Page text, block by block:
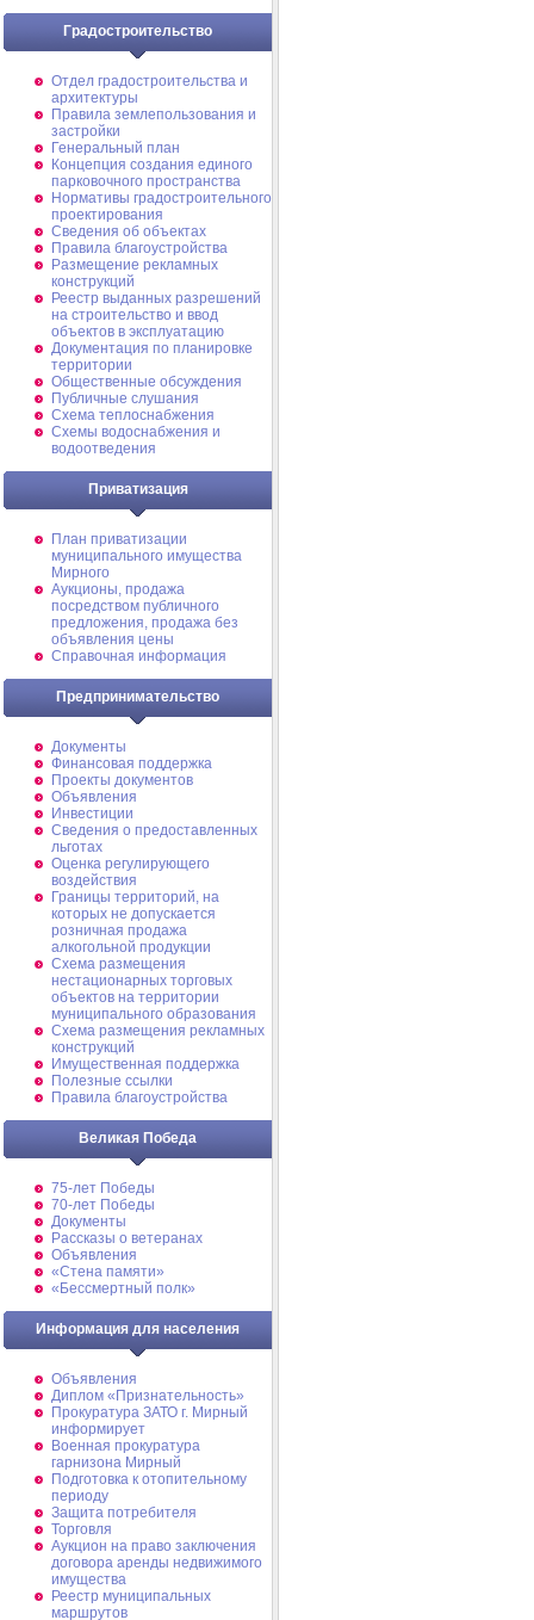
Градостроительство
Отдел градостроительства и
архитектуры
Правила землепользования и
застройки
Генеральный план
Концепция создания единого
парковочного пространства
Нормативы градостроительного
проектирования
Сведения об объектах
Правила благоустройства
Размещение рекламных
конструкций
Реестр выданных разрешений
на строительство и ввод
объектов в эксплуатацию
Документация по планировке
территории
Общественные обсуждения
Публичные слушания
Схема теплоснабжения
Схемы водоснабжения и
водоотведения
Приватизация
План приватизации
муниципального имущества
Мирного
Аукционы, продажа
посредством публичного
предложения, продажа без
объявления цены
Справочная информация
Предпринимательство
Документы
Финансовая поддержка
Проекты документов
Объявления
Инвестиции
Сведения о предоставленных
льготах
Оценка регулирующего
воздействия
Границы территорий, на
которых не допускается
розничная продажа
алкогольной продукции
Схема размещения
нестационарных торговых
объектов на территории
муниципального образования
Схема размещения рекламных
конструкций
Имущественная поддержка
Полезные ссылки
Правила благоустройства
Великая Победа
75-лет Победы
70-лет Победы
Документы
Рассказы о ветеранах
Объявления
«Стена памяти»
«Бессмертный полк»
Информация для населения
Объявления
Диплом «Признательность»
Прокуратура ЗАТО г. Мирный
информирует
Военная прокуратура
гарнизона Мирный
Подготовка к отопительному
периоду
Защита потребителя
Торговля
Аукцион на право заключения
договора аренды недвижимого
имущества
Реестр муниципальных
маршрутов